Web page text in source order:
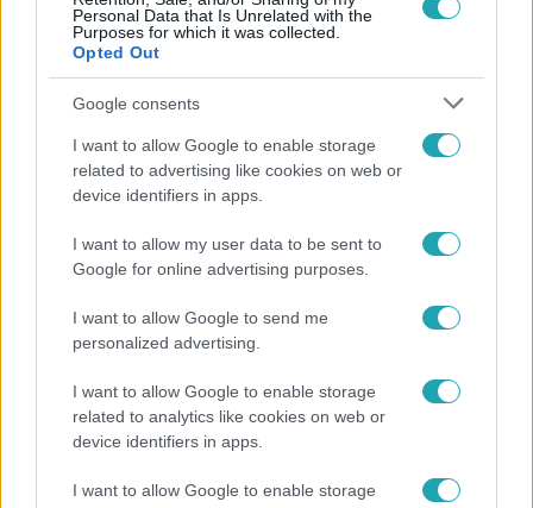
Personal Data that Is Unrelated with the
Purposes for which it was collected.
Opted Out
Google consents
I want to allow Google to enable storage
related to advertising like cookies on web or
device identifiers in apps.
I want to allow my user data to be sent to
Google for online advertising purposes.
I want to allow Google to send me
personalized advertising.
I want to allow Google to enable storage
related to analytics like cookies on web or
device identifiers in apps.
I want to allow Google to enable storage
Bódi Guszti és Margó büszkén jelentették be:
megvan a család első diplomása